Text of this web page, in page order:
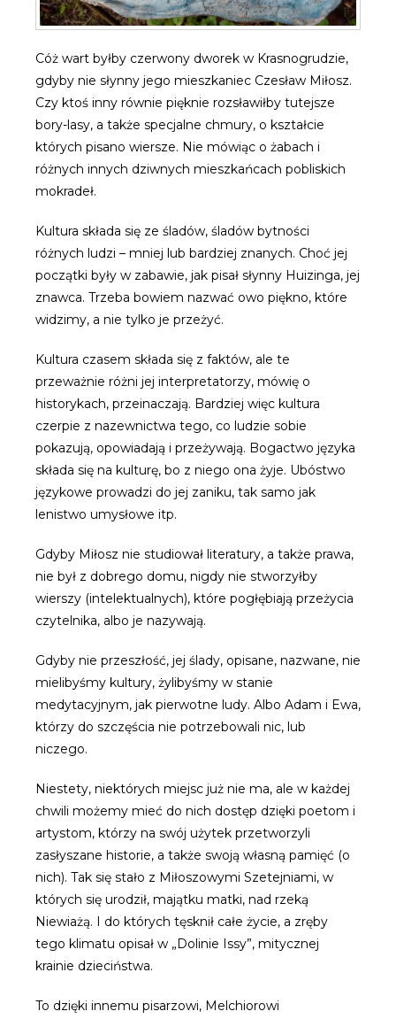
Cóż wart byłby czerwony dworek w Krasnogrudzie,
gdyby nie słynny jego mieszkaniec Czesław Miłosz.
Czy ktoś inny równie pięknie rozsławiłby tutejsze
bory-lasy, a także specjalne chmury, o kształcie
których pisano wiersze. Nie mówiąc o żabach i
różnych innych dziwnych mieszkańcach pobliskich
mokradeł.
Kultura składa się ze śladów, śladów bytności
różnych ludzi – mniej lub bardziej znanych. Choć jej
początki były w zabawie, jak pisał słynny Huizinga, jej
znawca. Trzeba bowiem nazwać owo piękno, które
widzimy, a nie tylko je przeżyć.
Kultura czasem składa się z faktów, ale te
przeważnie różni jej interpretatorzy, mówię o
historykach, przeinaczają. Bardziej więc kultura
czerpie z nazewnictwa tego, co ludzie sobie
pokazują, opowiadają i przeżywają. Bogactwo języka
składa się na kulturę, bo z niego ona żyje. Ubóstwo
językowe prowadzi do jej zaniku, tak samo jak
lenistwo umysłowe itp.
Gdyby Miłosz nie studiował literatury, a także prawa,
nie był z dobrego domu, nigdy nie stworzyłby
wierszy (intelektualnych), które pogłębiają przeżycia
czytelnika, albo je nazywają.
Gdyby nie przeszłość, jej ślady, opisane, nazwane, nie
mielibyśmy kultury, żylibyśmy w stanie
medytacyjnym, jak pierwotne ludy. Albo Adam i Ewa,
którzy do szczęścia nie potrzebowali nic, lub
niczego.
Niestety, niektórych miejsc już nie ma, ale w każdej
chwili możemy mieć do nich dostęp dzięki poetom i
artystom, którzy na swój użytek przetworzyli
zasłyszane historie, a także swoją własną pamięć (o
nich). Tak się stało z Miłoszowymi Szetejniami, w
których się urodził, majątku matki, nad rzeką
Niewiażą. I do których tęsknił całe życie, a zręby
tego klimatu opisał w „Dolinie Issy”, mitycznej
krainie dzieciństwa.
To dzięki innemu pisarzowi, Melchiorowi